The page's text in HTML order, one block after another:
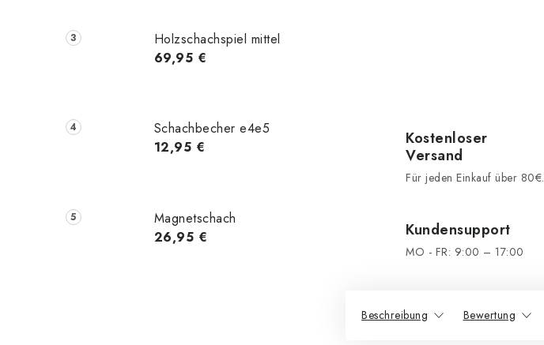
Holzschachspiel mittel
69,95 €
Schachbecher e4e5
12,95 €
Magnetschach
26,95 €
Kostenloser
Versand
Für jeden Einkauf über 80€.
Kundensupport
MO - FR: 9:00 – 17:00
Beschreibung Bewertung